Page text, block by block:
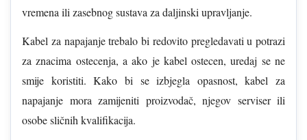
vremena ili zasebnog sustava za daljinski upravljanje.
Kabel za napajanje trebalo bi redovito pregledavati u potrazi
za znacima ostecenja, a ako je kabel ostecen, uredaj se ne
smije koristiti. Kako bi se izbjegla opasnost, kabel za
napajanje mora zamijeniti proizvodač, njegov serviser ili
osobe sličnih kvalifikacija.